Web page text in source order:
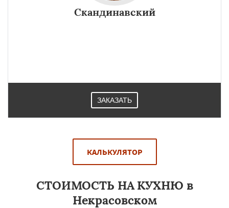
Скандинавский
ЗАКАЗАТЬ
КАЛЬКУЛЯТОР
СТОИМОСТЬ НА КУХНЮ в
Некрасовском